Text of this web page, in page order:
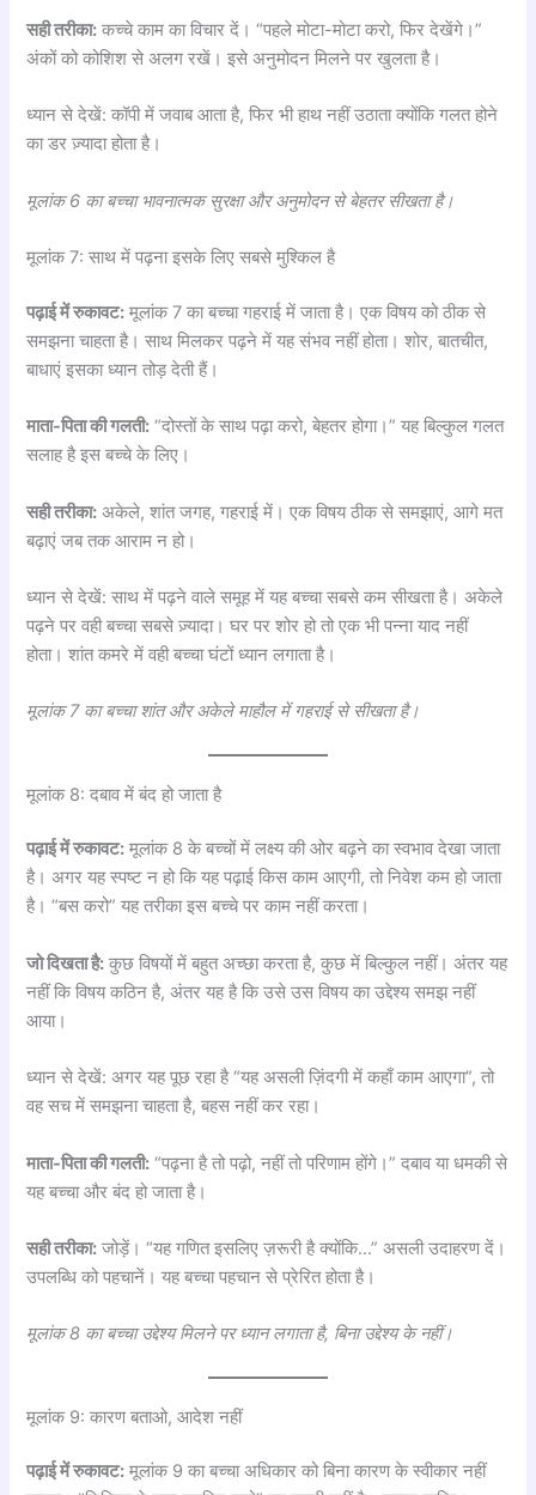
सही तरीका: कच्चे काम का विचार दें। “पहले मोटा-मोटा करो, फिर देखेंगे।”
अंकों को कोशिश से अलग रखें। इसे अनुमोदन मिलने पर खुलता है।
ध्यान से देखें: कॉपी में जवाब आता है, फिर भी हाथ नहीं उठाता क्योंकि गलत होने
का डर ज़्यादा होता है।
मूलांक 6 का बच्चा भावनात्मक सुरक्षा और अनुमोदन से बेहतर सीखता है।
मूलांक 7: साथ में पढ़ना इसके लिए सबसे मुश्किल है
पढ़ाई में रुकावट: मूलांक 7 का बच्चा गहराई में जाता है। एक विषय को ठीक से
समझना चाहता है। साथ मिलकर पढ़ने में यह संभव नहीं होता। शोर, बातचीत,
बाधाएं इसका ध्यान तोड़ देती हैं।
माता-पिता की गलती: “दोस्तों के साथ पढ़ा करो, बेहतर होगा।” यह बिल्कुल गलत
सलाह है इस बच्चे के लिए।
सही तरीका: अकेले, शांत जगह, गहराई में। एक विषय ठीक से समझाएं, आगे मत
बढ़ाएं जब तक आराम न हो।
ध्यान से देखें: साथ में पढ़ने वाले समूह में यह बच्चा सबसे कम सीखता है। अकेले
पढ़ने पर वही बच्चा सबसे ज़्यादा। घर पर शोर हो तो एक भी पन्ना याद नहीं
होता। शांत कमरे में वही बच्चा घंटों ध्यान लगाता है।
मूलांक 7 का बच्चा शांत और अकेले माहौल में गहराई से सीखता है।
मूलांक 8: दबाव में बंद हो जाता है
पढ़ाई में रुकावट: मूलांक 8 के बच्चों में लक्ष्य की ओर बढ़ने का स्वभाव देखा जाता
है। अगर यह स्पष्ट न हो कि यह पढ़ाई किस काम आएगी, तो निवेश कम हो जाता
है। “बस करो” यह तरीका इस बच्चे पर काम नहीं करता।
जो दिखता है: कुछ विषयों में बहुत अच्छा करता है, कुछ में बिल्कुल नहीं। अंतर यह
नहीं कि विषय कठिन है, अंतर यह है कि उसे उस विषय का उद्देश्य समझ नहीं
आया।
ध्यान से देखें: अगर यह पूछ रहा है “यह असली ज़िंदगी में कहाँ काम आएगा”, तो
वह सच में समझना चाहता है, बहस नहीं कर रहा।
माता-पिता की गलती: “पढ़ना है तो पढ़ो, नहीं तो परिणाम होंगे।” दबाव या धमकी से
यह बच्चा और बंद हो जाता है।
सही तरीका: जोड़ें। “यह गणित इसलिए ज़रूरी है क्योंकि…” असली उदाहरण दें।
उपलब्धि को पहचानें। यह बच्चा पहचान से प्रेरित होता है।
मूलांक 8 का बच्चा उद्देश्य मिलने पर ध्यान लगाता है, बिना उद्देश्य के नहीं।
मूलांक 9: कारण बताओ, आदेश नहीं
पढ़ाई में रुकावट: मूलांक 9 का बच्चा अधिकार को बिना कारण के स्वीकार नहीं